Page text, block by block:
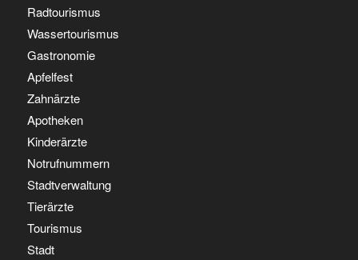
Radtourismus
Wassertourismus
Gastronomie
Apfelfest
Zahnärzte
Apotheken
Kinderärzte
Notrufnummern
Stadtverwaltung
Tierärzte
Tourismus
Stadt